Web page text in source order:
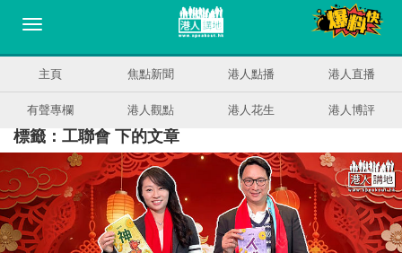
主頁 焦點新聞 港人點播 港人直播
有聲專欄 港人觀點 港人花生 港人博評
標籤：工聯會 下的文章